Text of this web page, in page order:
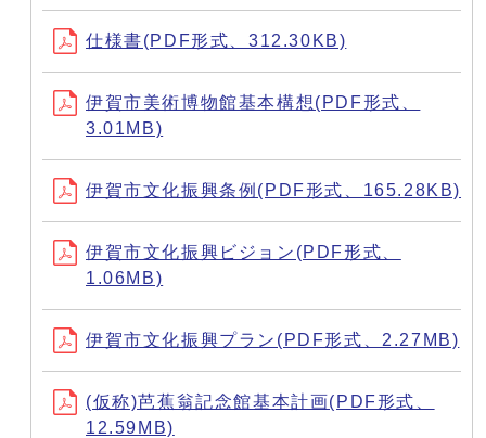
仕様書(PDF形式、312.30KB)
伊賀市美術博物館基本構想(PDF形式、
3.01MB)
伊賀市文化振興条例(PDF形式、165.28KB)
伊賀市文化振興ビジョン(PDF形式、
1.06MB)
伊賀市文化振興プラン(PDF形式、2.27MB)
(仮称)芭蕉翁記念館基本計画(PDF形式、
12.59MB)